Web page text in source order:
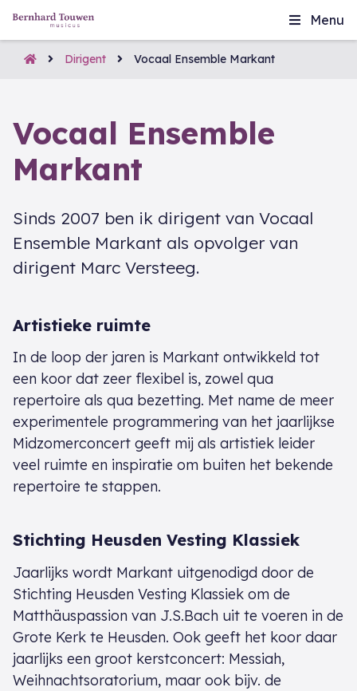
Menu
Dirigent Vocaal Ensemble Markant
Vocaal Ensemble
Markant
Sinds 2007 ben ik dirigent van Vocaal
Ensemble Markant als opvolger van
dirigent Marc Versteeg.
Artistieke ruimte
In de loop der jaren is Markant ontwikkeld tot
een koor dat zeer flexibel is, zowel qua
repertoire als qua bezetting. Met name de meer
experimentele programmering van het jaarlijkse
Midzomerconcert geeft mij als artistiek leider
veel ruimte en inspiratie om buiten het bekende
repertoire te stappen.
Stichting Heusden Vesting Klassiek
Jaarlijks wordt Markant uitgenodigd door de
Stichting Heusden Vesting Klassiek om de
Matthäuspassion van J.S.Bach uit te voeren in de
Grote Kerk te Heusden. Ook geeft het koor daar
jaarlijks een groot kerstconcert: Messiah,
Weihnachtsoratorium, maar ook bijv. de